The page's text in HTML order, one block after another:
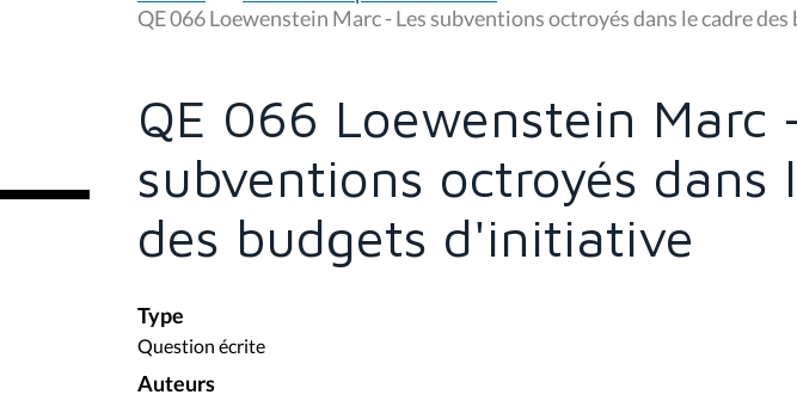
u
s
s
:
QE 066 Loewenstein Marc - Les subventions octroyés dans le cadre
QE 066 Loewenstein Marc
subventions octroyés dans
des budgets d'initiative
Type
Question écrite
Auteurs